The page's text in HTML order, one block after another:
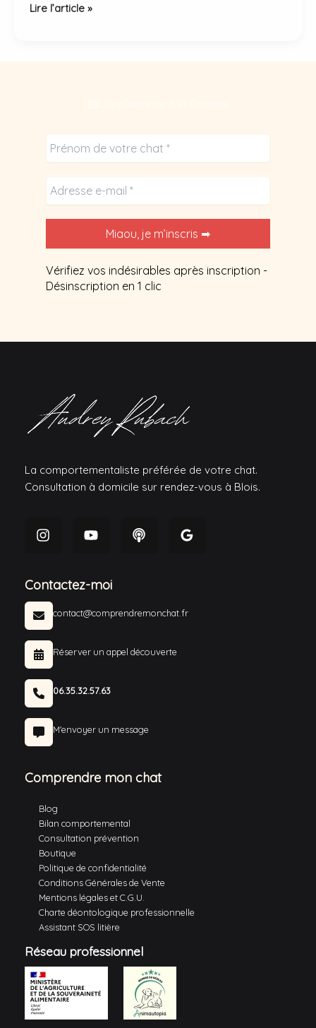
Stérilisation
Lire l’article »
Vérifiez vos indésirables après inscription -
Désinscription en 1 clic
La comportementaliste préférée de votre chat.
Consultation à domicile sur rendez-vous à Blois.
Contactez-moi
contact@comprendremonchat.fr
Réserver un appel découverte
06.35.32.57.63
M'envoyer un message
Comprendre mon chat
Blog
Bilan comportemental
Consultation prévention
Boutique
Politique de confidentialité
Conditions Générales de Vente
Mentions légales et C.G.U.
Charte déontologique professionnelle
Assistant SOS litière
Réseau professionnel